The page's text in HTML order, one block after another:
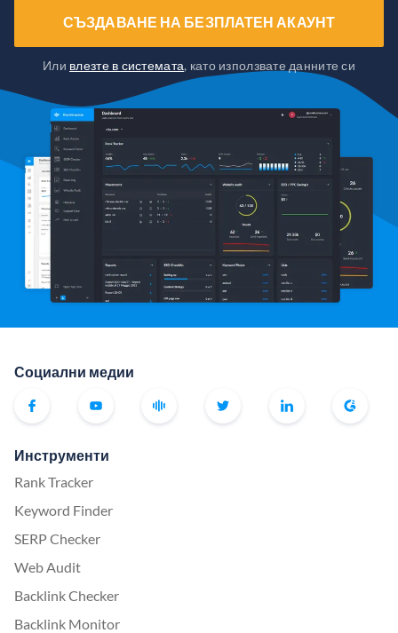
СЪЗДАВАНЕ НА БЕЗПЛАТЕН АКАУНТ
Или влезте в системата, като използвате данните си
Социални медии
Инструменти
Rank Tracker
Keyword Finder
SERP Checker
Web Audit
Backlink Checker
Backlink Monitor